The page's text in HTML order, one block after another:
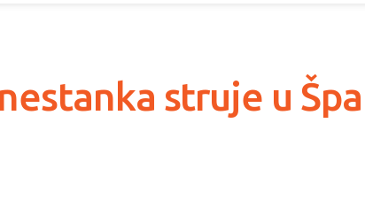
struje u